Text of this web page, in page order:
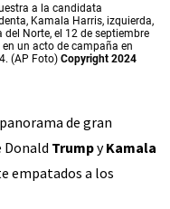
a la candidata
Kamala Harris, izquierda,
Norte, el 12 de septiembre
un acto de campaña en
(AP Foto) Copyright 2024
de gran
TrumpyKamala
empatados a los